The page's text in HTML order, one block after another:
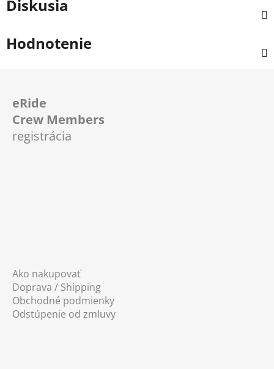
Diskusia
Hodnotenie
eRide
Crew Members
registrácia
Ako nakupovať
Doprava / Shipping
Obchodné podmienky
Odstúpenie od zmluvy